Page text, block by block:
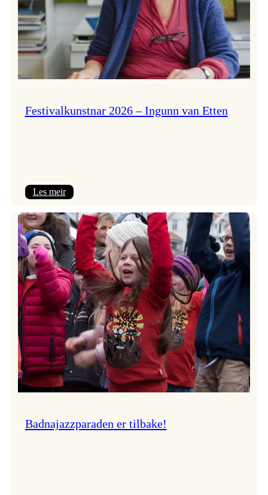
Festivalkunstnar 2026 – Ingunn van Etten
Les meir:
2026
–
Ingunn van Etten
Badnajazzparaden er tilbake!